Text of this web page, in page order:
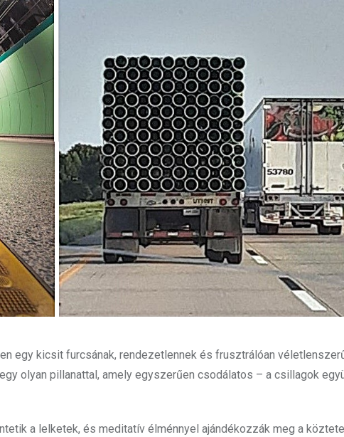
egy kicsit furcsának, rendezetlennek és frusztrálóan
olyan pillanattal, amely egyszerűen csodálatos – a csillagok
a lelketek, és meditatív élménnyel ajándékozzák meg a